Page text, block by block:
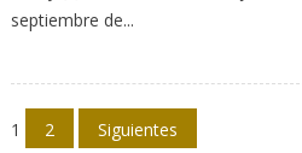
septiembre de...
Navegación
1 2 Siguientes